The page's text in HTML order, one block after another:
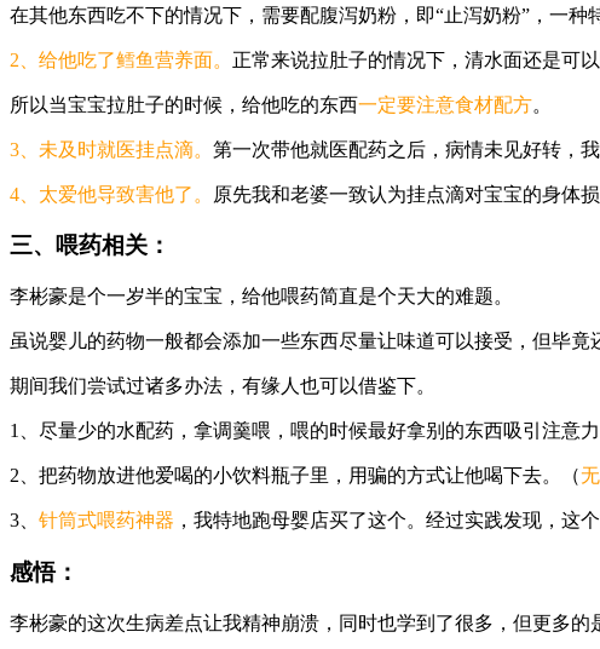
在其他东西吃不下的情况下，需要配腹泻奶粉，即“止泻奶粉”，一种
2、给他吃了鳕鱼营养面。 正常来说拉肚子的情况下，清水面还是可
所以当宝宝拉肚子的时候，给他吃的东西一定要注意食材配方。
3、未及时就医挂点滴。 第一次带他就医配药之后，病情未见好转，
4、太爱他导致害他了。 原先我和老婆一致认为挂点滴对宝宝的身体
三、喂药相关：
李彬豪是个一岁半的宝宝，给他喂药简直是个天大的难题。
虽说婴儿的药物一般都会添加一些东西尽量让味道可以接受，但毕
期间我们尝试过诸多办法，有缘人也可以借鉴下。
1、尽量少的水配药，拿调羹喂，喂的时候最好拿别的东西吸引注意力
2、把药物放进他爱喝的小饮料瓶子里，用骗的方式让他喝下去。（
3、 针筒式喂药神器 ，我特地跑母婴店买了这个。经过实践发现，这
感悟：
李彬豪的这次生病差点让我精神崩溃，同时也学到了很多，但更多的